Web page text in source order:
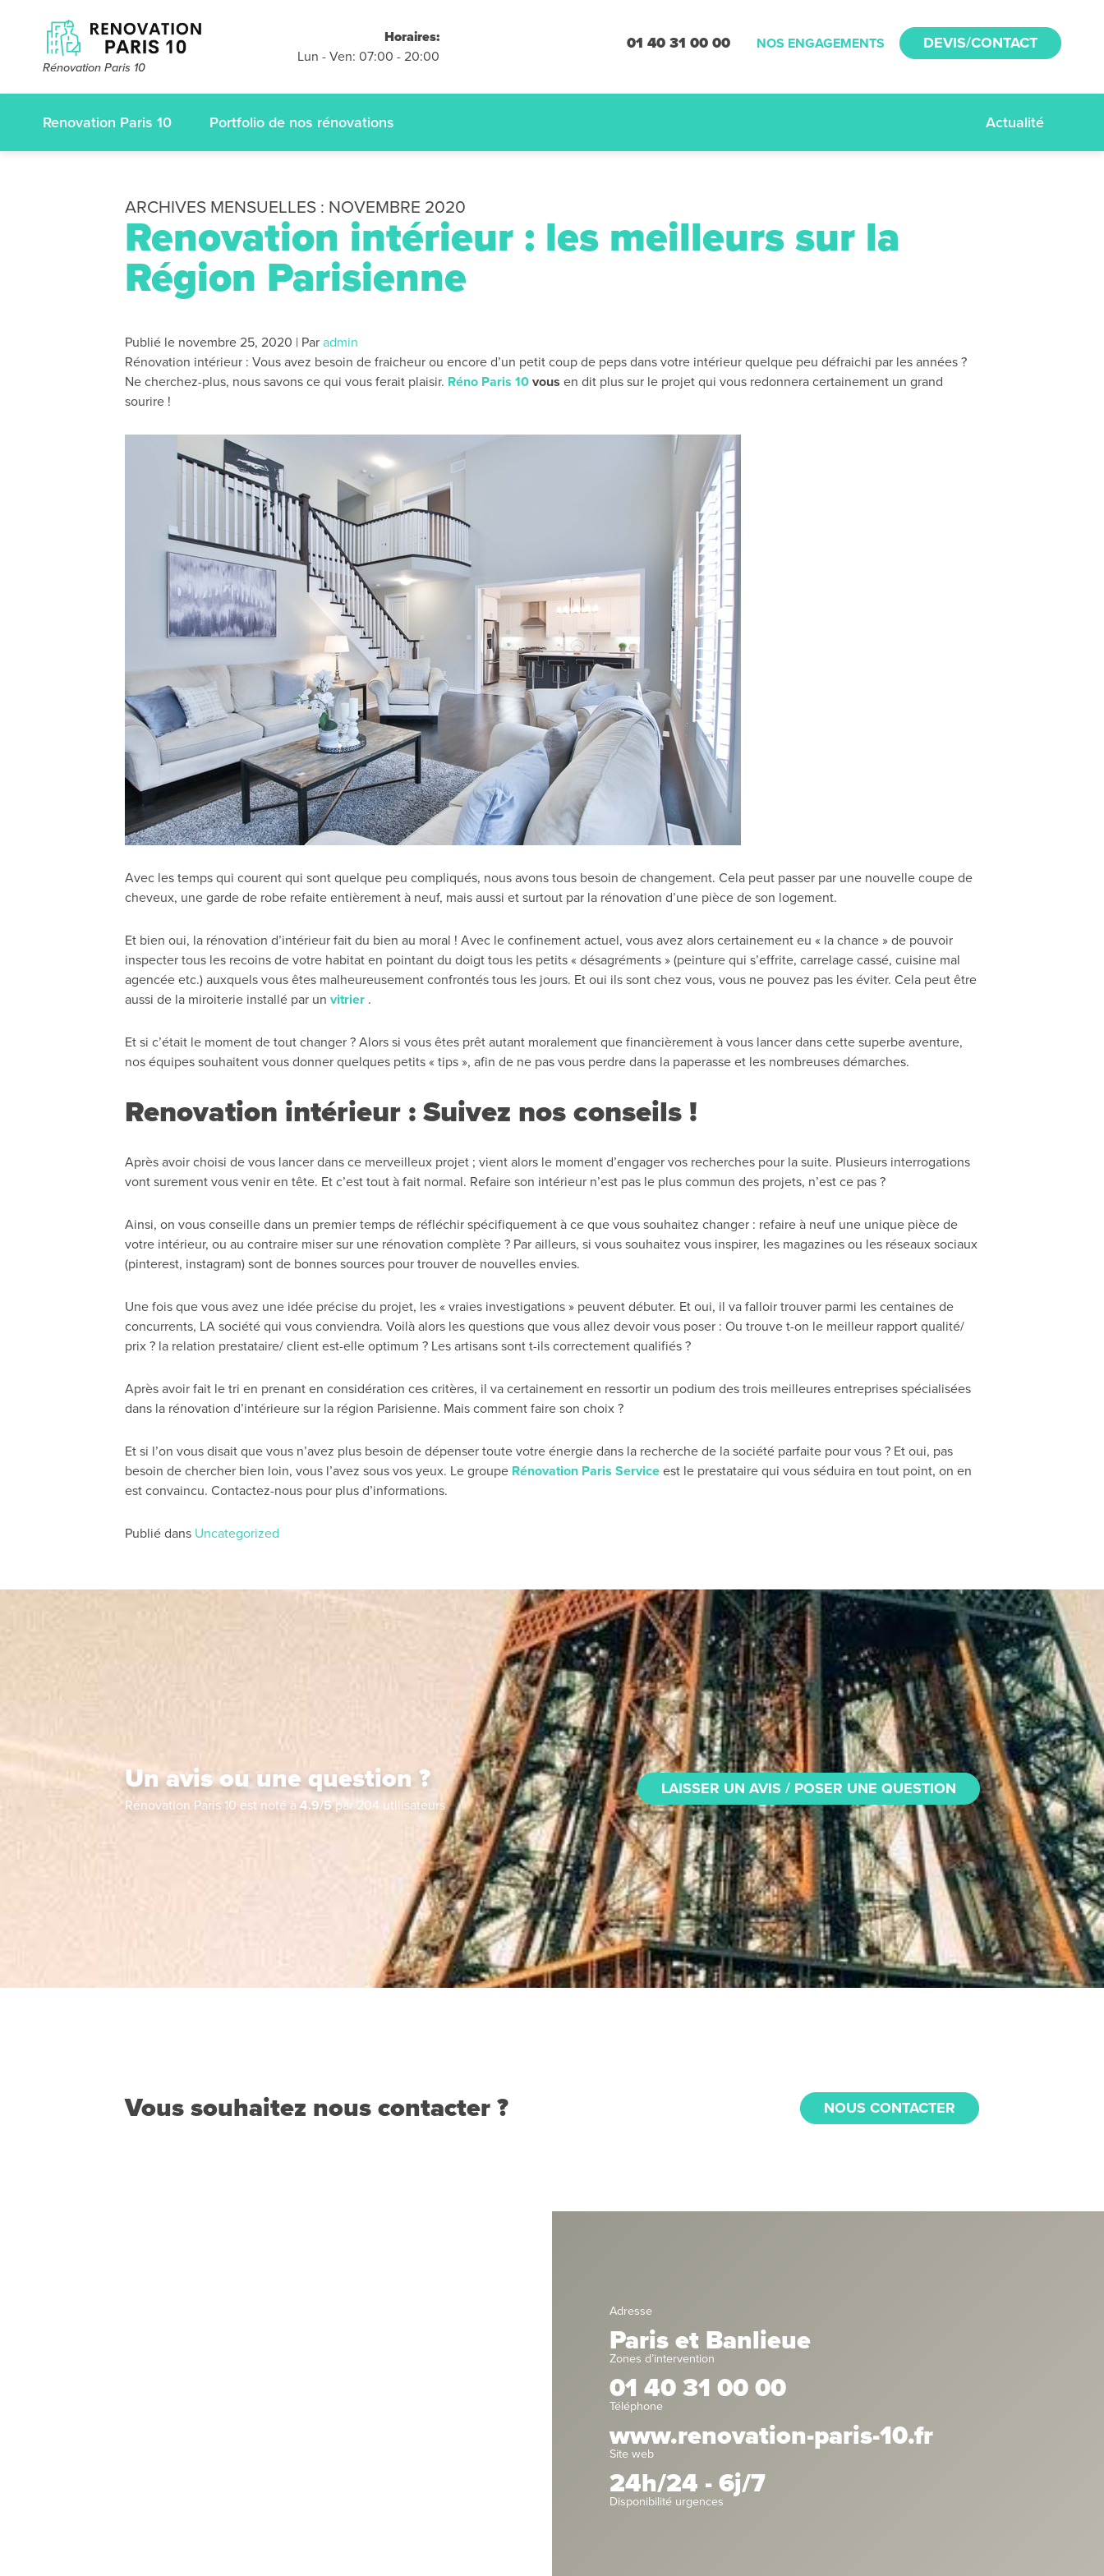
Rénovation Paris 10
Horaires:
Lun - Ven: 07:00 - 20:00
01 40 31 00 00 NOS ENGAGEMENTS DEVIS/CONTACT
Renovation Paris 10 Actualité
Portfolio de nos rénovations
Devis et déplacements
gratuits
sans engagement
appelez-nous :01.40.31.00.00
ARCHIVES MENSUELLES : NOVEMBRE 2020
Renovation intérieur : les meilleurs sur la
Région Parisienne
Publié le novembre 25, 2020 | Par admin
Rénovation intérieur : Vous avez besoin de fraicheur ou encore d’un petit coup de peps dans votre intérieur quelque peu défraichi par les années ?
Ne cherchez-plus, nous savons ce qui vous ferait plaisir. Réno Paris 10 vous en dit plus sur le projet qui vous redonnera certainement un grand
sourire !
Avec les temps qui courent qui sont quelque peu compliqués, nous avons tous besoin de changement. Cela peut passer par une nouvelle coupe de
cheveux, une garde de robe refaite entièrement à neuf, mais aussi et surtout par la rénovation d’une pièce de son logement.
Et bien oui, la rénovation d’intérieur fait du bien au moral ! Avec le confinement actuel, vous avez alors certainement eu « la chance » de pouvoir
inspecter tous les recoins de votre habitat en pointant du doigt tous les petits « désagréments » (peinture qui s’effrite, carrelage cassé, cuisine mal
agencée etc.) auxquels vous êtes malheureusement confrontés tous les jours. Et oui ils sont chez vous, vous ne pouvez pas les éviter. Cela peut être
aussi de la miroiterie installé par un vitrier .
Et si c’était le moment de tout changer ? Alors si vous êtes prêt autant moralement que financièrement à vous lancer dans cette superbe aventure,
nos équipes souhaitent vous donner quelques petits « tips », afin de ne pas vous perdre dans la paperasse et les nombreuses démarches.
Renovation intérieur : Suivez nos conseils !
Après avoir choisi de vous lancer dans ce merveilleux projet ; vient alors le moment d’engager vos recherches pour la suite. Plusieurs interrogations
vont surement vous venir en tête. Et c’est tout à fait normal. Refaire son intérieur n’est pas le plus commun des projets, n’est ce pas ?
Ainsi, on vous conseille dans un premier temps de réfléchir spécifiquement à ce que vous souhaitez changer : refaire à neuf une unique pièce de
votre intérieur, ou au contraire miser sur une rénovation complète ? Par ailleurs, si vous souhaitez vous inspirer, les magazines ou les réseaux sociaux
(pinterest, instagram) sont de bonnes sources pour trouver de nouvelles envies.
Une fois que vous avez une idée précise du projet, les « vraies investigations » peuvent débuter. Et oui, il va falloir trouver parmi les centaines de
concurrents, LA société qui vous conviendra. Voilà alors les questions que vous allez devoir vous poser : Ou trouve t-on le meilleur rapport qualité/
prix ? la relation prestataire/ client est-elle optimum ? Les artisans sont t-ils correctement qualifiés ?
Après avoir fait le tri en prenant en considération ces critères, il va certainement en ressortir un podium des trois meilleures entreprises spécialisées
dans la rénovation d’intérieure sur la région Parisienne. Mais comment faire son choix ?
Et si l’on vous disait que vous n’avez plus besoin de dépenser toute votre énergie dans la recherche de la société parfaite pour vous ? Et oui, pas
besoin de chercher bien loin, vous l’avez sous vos yeux. Le groupe Rénovation Paris Service est le prestataire qui vous séduira en tout point, on en
est convaincu. Contactez-nous pour plus d’informations.
Publié dans Uncategorized
Un avis ou une question ?
Rénovation Paris 10 est noté à 4.9/5 par204 utilisateurs
LAISSER UN AVIS / POSER UNE QUESTION
Vous souhaitez nous contacter ? NOUS CONTACTER
Adresse
Paris et Banlieue
Zones d’intervention
01 40 31 00 00
Téléphone
www.renovation-paris-10.fr
Site web
24h/24 - 6j/7
Disponibilité urgences